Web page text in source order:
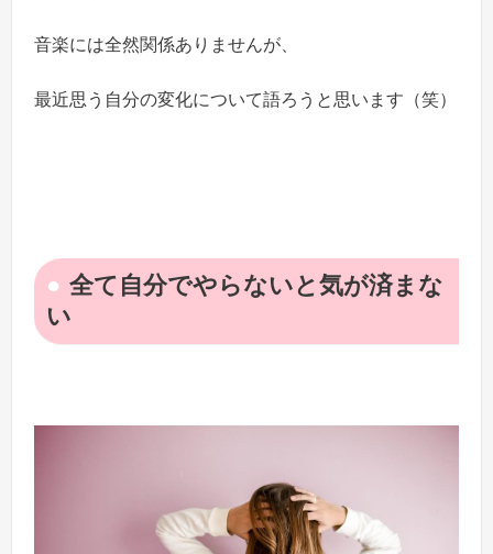
音楽には全然関係ありませんが、
最近思う自分の変化について語ろうと思います（笑）
全て自分でやらないと気が済まな
い